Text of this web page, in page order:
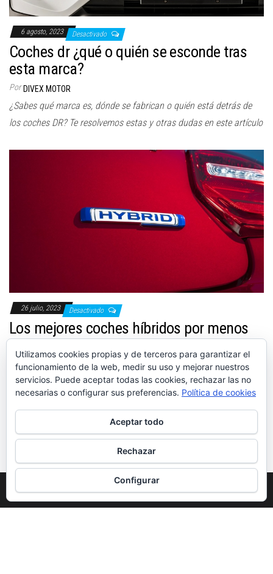
6 agosto, 2023 Desactivado
Coches dr ¿qué o quién se esconde tras
esta marca?
Por DIVEX MOTOR
¿Sabes qué marca es, dónde se fabrican o quién está detrás de
los coches DR? Te resolvemos estas y otras dudas en este artículo
26 julio, 2023 Desactivado
Los mejores coches híbridos por menos
de 20000 euros
Por DIVEX MOTOR
Estos son los mejores coches híbridos por menos de 20000 euros
de 2023, automóviles baratos con los que sobrevivir en las ZBE
sin vaciar la cuenta en el intento
de
entradas
… 4 Siguientes
Funciona gracias aWordPress |Tema:Envo Magazine
Utilizamos cookies propias y de terceros para garantizar el
funcionamiento de la web, medir su uso y mejorar nuestros
servicios. Puede aceptar todas las cookies, rechazar las no
necesarias o configurar sus preferencias. Política de cookies
Aceptar todo
Rechazar
Configurar